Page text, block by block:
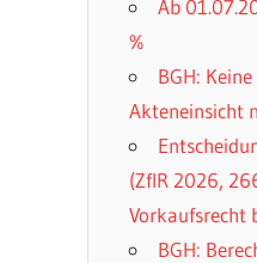
Ab
%
BGH:
Akteneinsicht
(ZfIR 2026,
Vorkaufsrecht
BGH: